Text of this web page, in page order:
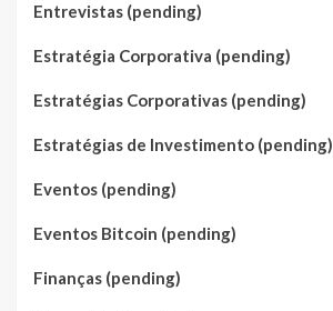
Entrevistas (pending)
Estratégia Corporativa (pending)
Estratégias Corporativas (pending)
Estratégias de Investimento (pending)
Eventos (pending)
Eventos Bitcoin (pending)
Finanças (pending)